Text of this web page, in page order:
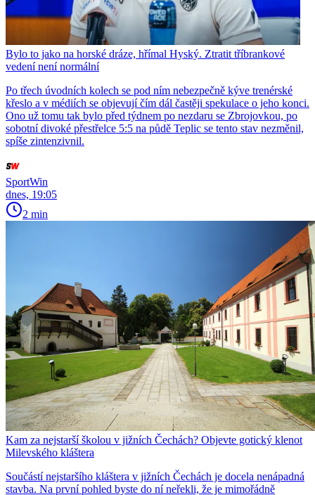
Bylo to jako na horské dráze, hřímal Hyský. Ztratit tříbrankové
vedení není normální
Po třech úvodních kolech se pod ním nebezpečně kýve trenérské
křeslo a v médiích se objevují čím dál častěji spekulace o jeho konci.
Ono už tomu tak bylo před týdnem po nezdaru se Zbrojovkou, po
sobotní divoké přestřelce 5:5 na půdě Teplic se tento stav nezměnil,
spíše zintenzivnil.
SportWin
dnes, 19:05
2 min
Kam za nejstarší školou v jižních Čechách? Objevte gotický klenot
Milevského kláštera
Součástí nejstaršího kláštera v jižních Čechách je docela nenápadná
stavba. Na první pohled byste do ní neřekli, že je mimořádně